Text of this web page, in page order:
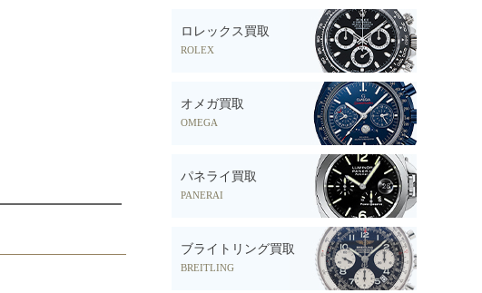
ロレックス買取
ROLEX
オメガ買取
OMEGA
パネライ買取
PANERAI
ブライトリング買取
BREITLING